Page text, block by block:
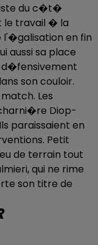
du c�t�
le travail � la
en fin
aussi sa place
son couloir.
Les
Diop-
paraissaient en
Petit
de terrain tout
qui ne rime
son titre de